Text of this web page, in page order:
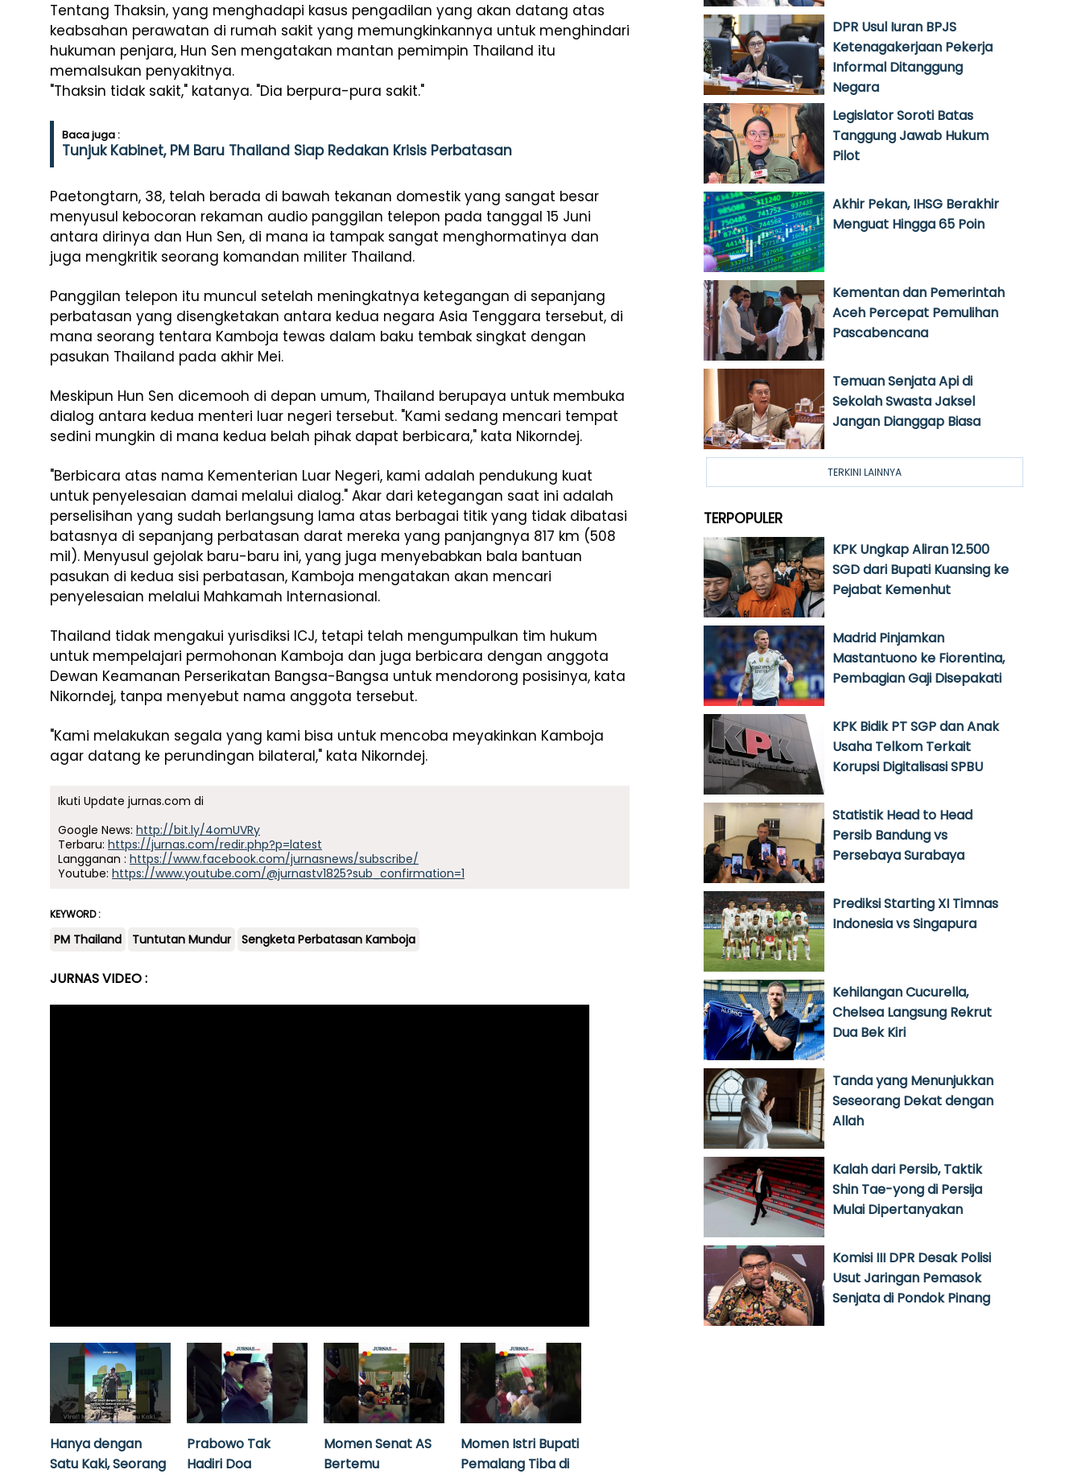
Tentang Thaksin, yang menghadapi kasus pengadilan yang akan datang atas
keabsahan perawatan di rumah sakit yang memungkinkannya untuk menghindari
hukuman penjara, Hun Sen mengatakan mantan pemimpin Thailand itu
memalsukan penyakitnya.
"Thaksin tidak sakit," katanya. "Dia berpura-pura sakit."
Baca juga :
Tunjuk Kabinet, PM Baru Thailand Siap Redakan Krisis Perbatasan
Paetongtarn, 38, telah berada di bawah tekanan domestik yang sangat besar
menyusul kebocoran rekaman audio panggilan telepon pada tanggal 15 Juni
antara dirinya dan Hun Sen, di mana ia tampak sangat menghormatinya dan
juga mengkritik seorang komandan militer Thailand.
Panggilan telepon itu muncul setelah meningkatnya ketegangan di sepanjang
perbatasan yang disengketakan antara kedua negara Asia Tenggara tersebut, di
mana seorang tentara Kamboja tewas dalam baku tembak singkat dengan
pasukan Thailand pada akhir Mei.
Meskipun Hun Sen dicemooh di depan umum, Thailand berupaya untuk membuka
dialog antara kedua menteri luar negeri tersebut. "Kami sedang mencari tempat
sedini mungkin di mana kedua belah pihak dapat berbicara," kata Nikorndej.
"Berbicara atas nama Kementerian Luar Negeri, kami adalah pendukung kuat
untuk penyelesaian damai melalui dialog." Akar dari ketegangan saat ini adalah
perselisihan yang sudah berlangsung lama atas berbagai titik yang tidak dibatasi
batasnya di sepanjang perbatasan darat mereka yang panjangnya 817 km (508
mil). Menyusul gejolak baru-baru ini, yang juga menyebabkan bala bantuan
pasukan di kedua sisi perbatasan, Kamboja mengatakan akan mencari
penyelesaian melalui Mahkamah Internasional.
Thailand tidak mengakui yurisdiksi ICJ, tetapi telah mengumpulkan tim hukum
untuk mempelajari permohonan Kamboja dan juga berbicara dengan anggota
Dewan Keamanan Perserikatan Bangsa-Bangsa untuk mendorong posisinya, kata
Nikorndej, tanpa menyebut nama anggota tersebut.
"Kami melakukan segala yang kami bisa untuk mencoba meyakinkan Kamboja
agar datang ke perundingan bilateral," kata Nikorndej.
Ikuti Update jurnas.com di
Google News: http://bit.ly/4omUVRy
Terbaru: https://jurnas.com/redir.php?p=latest
Langganan : https://www.facebook.com/jurnasnews/subscribe/
Youtube: https://www.youtube.com/@jurnastv1825?sub_confirmation=1
KEYWORD :
PM Thailand Tuntutan Mundur Sengketa Perbatasan Kamboja
JURNAS VIDEO :
Hanya dengan
Satu Kaki, Seorang
Prabowo Tak
Hadiri Doa
Momen Senat AS
Bertemu
Momen Istri Bupati
Pemalang Tiba di
DPR Usul Iuran BPJS
Ketenagakerjaan Pekerja
Informal Ditanggung
Negara
Legislator Soroti Batas
Tanggung Jawab Hukum
Pilot
Akhir Pekan, IHSG Berakhir
Menguat Hingga 65 Poin
Kementan dan Pemerintah
Aceh Percepat Pemulihan
Pascabencana
Temuan Senjata Api di
Sekolah Swasta Jaksel
Jangan Dianggap Biasa
TERKINI LAINNYA
TERPOPULER
KPK Ungkap Aliran 12.500
SGD dari Bupati Kuansing ke
Pejabat Kemenhut
Madrid Pinjamkan
Mastantuono ke Fiorentina,
Pembagian Gaji Disepakati
KPK Bidik PT SGP dan Anak
Usaha Telkom Terkait
Korupsi Digitalisasi SPBU
Statistik Head to Head
Persib Bandung vs
Persebaya Surabaya
Prediksi Starting XI Timnas
Indonesia vs Singapura
Kehilangan Cucurella,
Chelsea Langsung Rekrut
Dua Bek Kiri
Tanda yang Menunjukkan
Seseorang Dekat dengan
Allah
Kalah dari Persib, Taktik
Shin Tae-yong di Persija
Mulai Dipertanyakan
Komisi III DPR Desak Polisi
Usut Jaringan Pemasok
Senjata di Pondok Pinang